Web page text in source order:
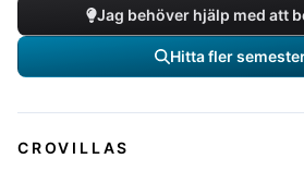
Jag behöver hjälp med att
Hitta fler
CROVILLAS